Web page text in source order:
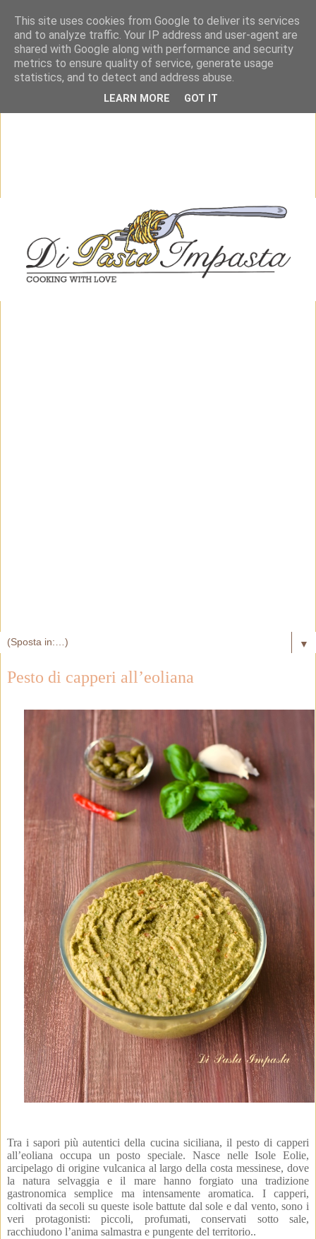
▼
Pesto di capperi all’eoliana
Tra i sapori più autentici della cucina siciliana, il pesto di capperi
all’eoliana occupa un posto speciale. Nasce nelle Isole Eolie,
arcipelago di origine vulcanica al largo della costa messinese, dove
la natura selvaggia e il mare hanno forgiato una tradizione
gastronomica semplice ma intensamente aromatica. I capperi,
coltivati da secoli su queste isole battute dal sole e dal vento, sono i
veri protagonisti: piccoli, profumati, conservati sotto sale,
racchiudono l’anima salmastra e pungente del territorio..
This site uses cookies from Google to deliver its services
and to analyze traffic. Your IP address and user-agent are
shared with Google along with performance and security
metrics to ensure quality of service, generate usage
statistics, and to detect and address abuse.
LEARN MORE GOT IT